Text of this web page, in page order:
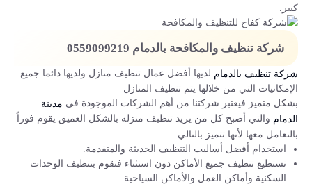
كبير.
شركة تنظيف والمكافحة بالدمام 0559099219
شركة تنظيف بالدمام لديها أفضل عمال تنظيف منازل ولديها دائما جميع
الإمكانيات التي من خلالها يتم تنظيف المنازل
بشكل متميز فيعتبر شركتنا من أهم الشركات الموجودة في مدينة
الدمام والتي أصبح كل من يريد تنظيف منزله بالشكل العميق يقوم فوراً
بالتعامل معها لأنها تتميز بالتالي:
استخدام أفضل أساليب التنظيف الحديثة والمتقدمة.
نستطيع تنظيف جميع الأماكن دون استثناء فنقوم بتنظيف الوحدات
السكنية وأماكن العمل والأماكن السياحية.